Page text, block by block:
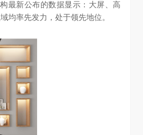
最新公布的数据显示：大屏、高
均率先发力，处于领先地位。